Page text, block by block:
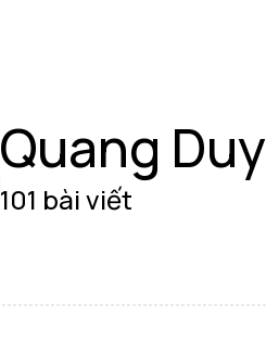
Quang Duy
101 bài viết